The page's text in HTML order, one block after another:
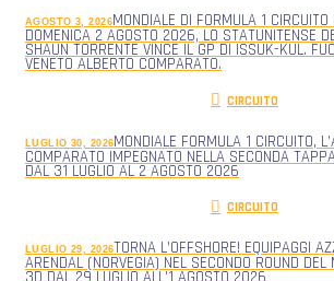
AGOSTO 3, 2026MONDIALE DI FORMULA 1
DOMENICA 2 AGOSTO 2026, LO STATUNITENSE
SHAUN TORRENTE VINCE IL GP DI ISSUK-KUL.
VENETO ALBERTO COMPARATO.
CIRCUITO
LUGLIO 30, 2026MONDIALE FORMULA 1 CIRCUITO,
COMPARATO IMPEGNATO NELLA SECONDA
DAL 31 LUGLIO AL 2 AGOSTO 2026
CIRCUITO
LUGLIO 29, 2026TORNA L’OFFSHORE! EQUIPAGGI
ARENDAL (NORVEGIA) NEL SECONDO ROUND